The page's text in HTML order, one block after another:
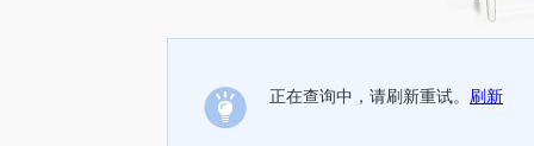
正在查询中，请刷新重试。 刷新